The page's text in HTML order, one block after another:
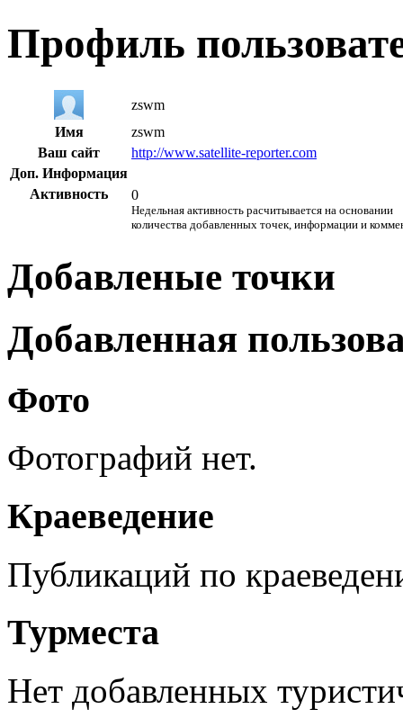
Профиль
zswm
Имя
zswm
Ваш сайт
http://www.satellite-reporter.com
Доп. Информация
Активность
0
Недельная активность расчитывается на основании
количества добавленных точек, информации и
Добавленые точки
Добавленная
Фото
Фотографий нет.
Краеведение
Публикаций по
Турместа
Нет добавленных